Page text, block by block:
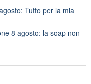
Tutto per la mia
8 agosto: la soap non